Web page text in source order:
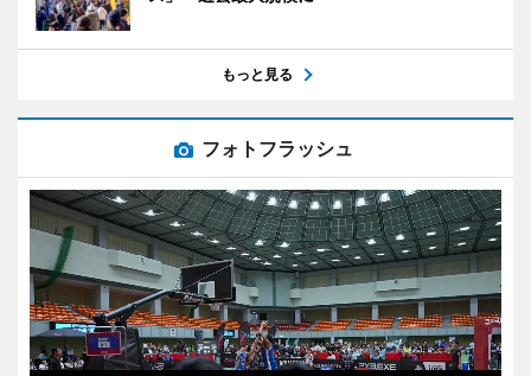
もっと見る
フォトフラッシュ